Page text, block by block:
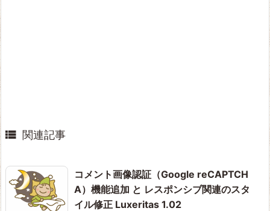
 関連記事
コメント画像認証（Google reCAPTCH
A）機能追加 と レスポンシブ関連のスタ
イル修正 Luxeritas 1.02